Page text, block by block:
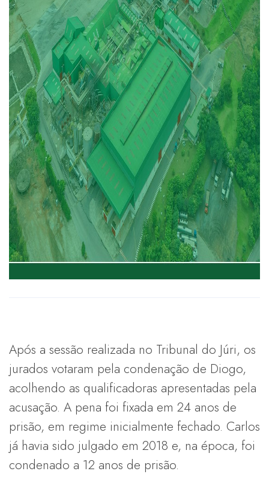
Após a sessão realizada no Tribunal do Júri, os
jurados votaram pela condenação de Diogo,
acolhendo as qualificadoras apresentadas pela
acusação. A pena foi fixada em 24 anos de
prisão, em regime inicialmente fechado. Carlos
já havia sido julgado em 2018 e, na época, foi
condenado a 12 anos de prisão.